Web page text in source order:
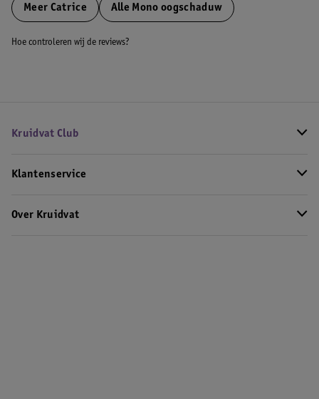
Meer Catrice Alle Mono oogschaduw
Hoe controleren wij de reviews?
Kruidvat Club
Klantenservice
Over Kruidvat